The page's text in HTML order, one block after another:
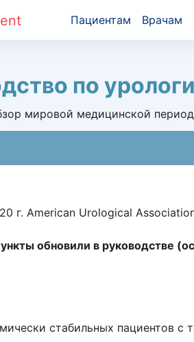
Пациентам Врачам
по
мировой медицинской
г. American Urological
обновили в руководстве
стабильных пациентов с